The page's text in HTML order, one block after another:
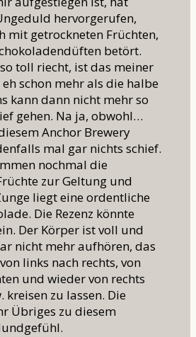
hervorgerufen,
mit getrockneten Früchten,
betört.
toll riecht, ist das meiner
schon mehr als die halbe
kann dann nicht mehr so
gehen. Na ja, obwohl…
Anchor Brewery
mal gar nichts schief.
nochmal die
zur Geltung und
liegt eine ordentliche
Die Rezenz könnte
Der Körper ist voll und
nicht mehr aufhören, das
links nach rechts, von
und wieder von rechts
kreisen zu lassen. Die
Übriges zu diesem